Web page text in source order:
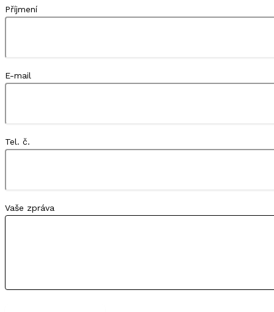
Příjmení
E-mail
Tel. č.
Vaše zpráva